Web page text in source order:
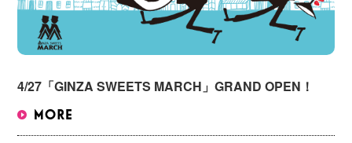
4/27「GINZA SWEETS MARCH」GRAND OPEN！